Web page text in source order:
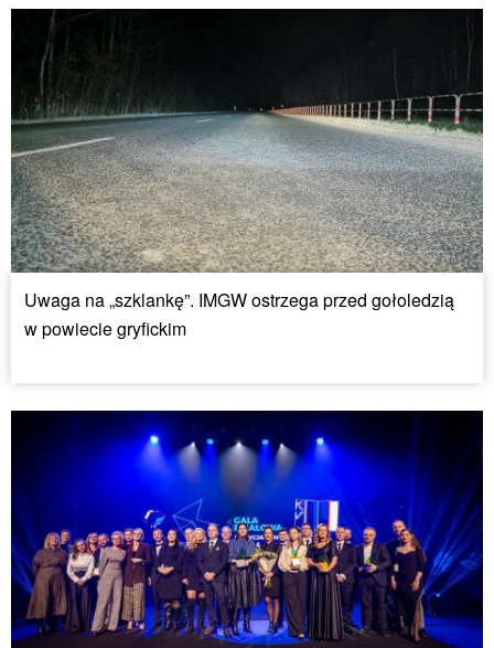
Uwaga na „szklankę”. IMGW ostrzega przed gołoledzią
w powiecie gryfickim